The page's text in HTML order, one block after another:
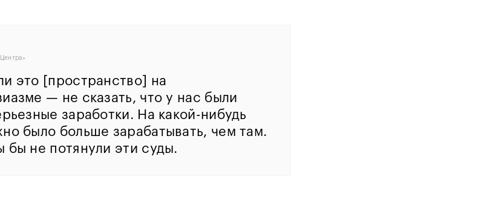
это [пространство] на
— не сказать, что у нас были
заработки. На какой-нибудь
было больше зарабатывать, чем там.
бы не потянули эти суды.